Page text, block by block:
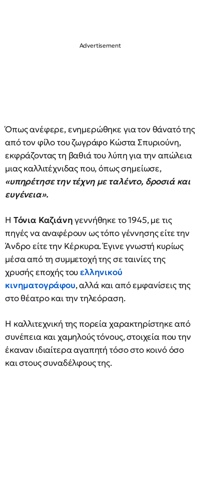
Όπως ανέφερε, ενημερώθηκε για τον θάνατό της
από τον φίλο του ζωγράφο Κώστα Σπυριούνη,
εκφράζοντας τη βαθιά του λύπη για την απώλεια
μιας καλλιτέχνιδας που, όπως σημείωσε,
«υπηρέτησε την τέχνη με ταλέντο, δροσιά και
ευγένεια».
Η Τόνια Καζιάνηγεννήθηκε το 1945, με τις
πηγές να αναφέρουν ως τόπο γέννησης είτε την
Άνδρο είτε την Κέρκυρα. Έγινε γνωστή κυρίως
μέσα από τη συμμετοχή της σε ταινίες της
χρυσής εποχής τουελληνικού
κινηματογράφου, αλλά και από εμφανίσεις της
στο θέατρο και την τηλεόραση.
Η καλλιτεχνική της πορεία χαρακτηρίστηκε από
συνέπεια και χαμηλούς τόνους, στοιχεία που την
έκαναν ιδιαίτερα αγαπητή τόσο στο κοινό όσο
και στους συναδέλφους της.